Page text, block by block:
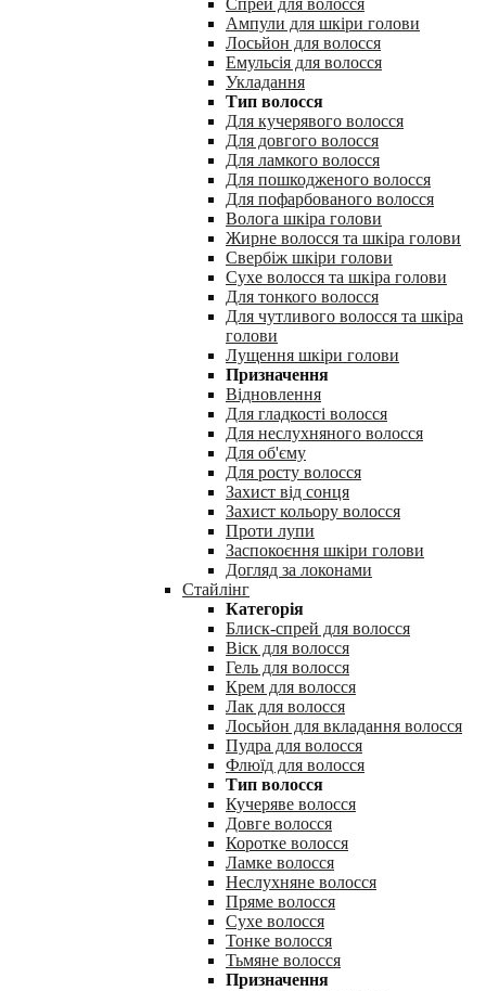
Спрей для волосся
Ампули для шкіри голови
Лосьйон для волосся
Емульсія для волосся
Укладання
Тип волосся
Для кучерявого волосся
Для довгого волосся
Для ламкого волосся
Для пошкодженого волосся
Для пофарбованого волосся
Волога шкіра голови
Жирне волосся та шкіра голови
Свербіж шкіри голови
Сухе волосся та шкіра голови
Для тонкого волосся
Для чутливого волосся та шкіра
голови
Лущення шкіри голови
Призначення
Відновлення
Для гладкості волосся
Для неслухняного волосся
Для об'єму
Для росту волосся
Захист від сонця
Захист кольору волосся
Проти лупи
Заспокоєння шкіри голови
Догляд за локонами
Стайлінг
Категорія
Блиск-спрей для волосся
Віск для волосся
Гель для волосся
Крем для волосся
Лак для волосся
Лосьйон для вкладання волосся
Пудра для волосся
Флюїд для волосся
Тип волосся
Кучеряве волосся
Довге волосся
Коротке волосся
Ламке волосся
Неслухняне волосся
Пряме волосся
Сухе волосся
Тонке волосся
Тьмяне волосся
Призначення